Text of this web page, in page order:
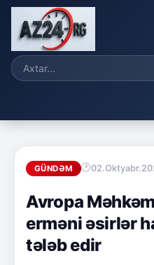
GÜNDƏM
Avropa
erməni əsirlər
tələb edir